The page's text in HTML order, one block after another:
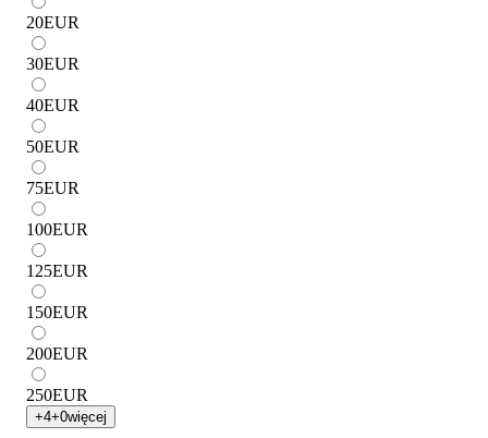
20EUR
30EUR
40EUR
50EUR
75EUR
100EUR
125EUR
150EUR
200EUR
250EUR
+4+0więcej